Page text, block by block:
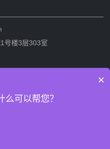
号楼3层303室
证书考试培训一站式服务网站，提
站备案/许可证号：
×
可以帮您？